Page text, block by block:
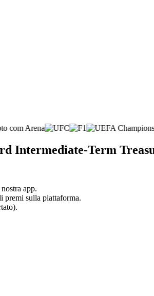
Intermediate-Term
app.
premi sulla piattaforma.